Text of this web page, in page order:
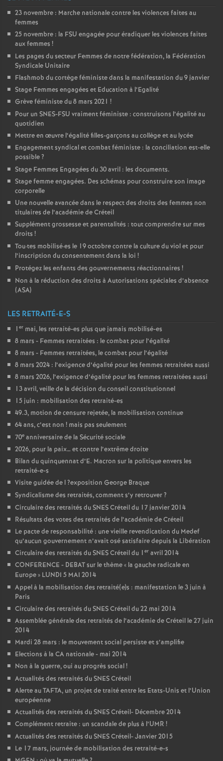
23 novembre : Marche nationale contre les violences faites au
femmes
25 novembre : la FSU engagée pour éradiquer les violences faites
aux femmes !
Les pages du secteur Femmes de notre fédération, la Fédération
Syndicale Unitaire
Flashmob du cortège féministe dans la manifestation du 9 janvier
Stage Femmes engagées et Education à l’Egalité
Grève féministe du 8 mars 2021 !
Pour un SNES-FSU vraiment féministe : construisons l’égalité au
quotidien
Mettre en œuvre l’égalité filles-garçons au collège et au lycée
Engagement syndical et combat féministe : la conciliation est-elle
possible?
Stage Femmes Engagées du 30 avril : les documents.
Stage femme engagées. Des schémas pour construire son image
corporelle
Une nouvelle avancée dans le respect des droits des femmes non
titulaires de l’académie de Créteil
Supplément grossesse et parentalités : tout comprendre sur mes
droits !
Tou·tes mobilisé·es le 19 octobre contre la culture du viol et pour
l’inscription du consentement dans la loi !
Protégez les enfants des gouvernements réactionnaires !
Non à la réduction des droits à Autorisations spéciales d’absence
(ASA)
LES RETRAITÉ-E-S
1 er mai, les retraité-es plus que jamais mobilisé-es
8 mars - Femmes retraitées : le combat pour l’égalité
8 mars - Femmes retraitées, le combat pour l’égalité
8 mars 2024 : l’exigence d’égalité pour les femmes retraitées aussi
8 mars 2026, l’exigence d’égalité pour les femmes retraitées aussi
13 avril, veille de la décision du conseil constitutionnel
15 juin : mobilisation des retraité-es
49.3, motion de censure rejetée, la mobilisation continue
64 ans, c’est non ! mais pas seulement
70e anniversaire de la Sécurité sociale
2026, pour la paix… et contre l’extrême droite
Bilan du quinquennat d’E. Macron sur la politique envers les
retraité-e-s
Visite guidée de l?exposition George Braque
Syndicalisme des retraités, comment s’y retrouver?
Circulaire des retraités duSNESCréteil du 17 janvier 2014
Résultats des votes des retraités de l’académie de Créteil
Le pacte de responsabilité : une vieille revendication du Medef
qu’aucun gouvernement n’avait osé satisfaire depuis la Libération
Circulaire des retraités duSNESCréteil du 1 er avril 2014
CONFERENCE - DEBATsur le thème « la gauche radicale en
Europe» LUNDI 5 MAI 2014
Appel à la mobilisation des retraité(e)s : manifestation le 3 juin à
Paris
Circulaire des retraités duSNESCréteil du 22 mai 2014
Assemblée générale des retraités de l’académie de Créteil le 27 juin
2014
Mardi 28 mars : le mouvement social persiste et s’amplifie
Elections à la CA nationale - mai 2014
Non à la guerre, oui au progrès social!
Actualités des retraités duSNESCréteil
Alerte auTAFTA, un projet de traité entre les Etats-Unis et l’Union
européenne
Actualités des retraités duSNESCréteil- Décembre 2014
Complément retraite : un scandale de plus à l’UMR !
Actualités des retraités duSNESCréteil- Janvier 2015
Le 17 mars, journée de mobilisation des retraité-e-s